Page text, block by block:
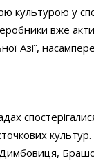
у
вже
Азії,
Димбовиця,